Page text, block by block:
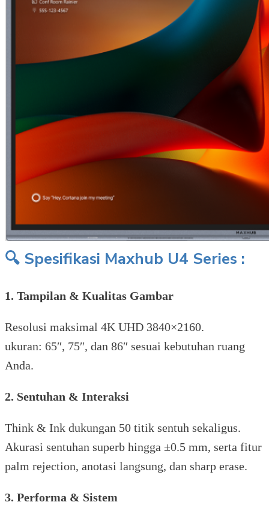
🔍 Spesifikasi Maxhub U4 Series :
1. Tampilan & Kualitas Gambar
Resolusi maksimal 4K UHD 3840×2160.
ukuran: 65″, 75″, dan 86″ sesuai kebutuhan ruang
Anda.
2. Sentuhan & Interaksi
Think & Ink dukungan 50 titik sentuh sekaligus.
Akurasi sentuhan superb hingga ±0.5 mm, serta fitur
palm rejection, anotasi langsung, dan sharp erase.
3. Performa & Sistem